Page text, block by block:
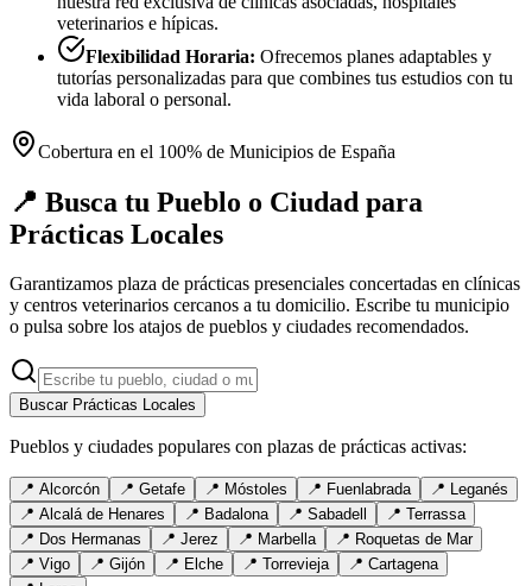
veterinarios e hípicas.
Flexibilidad Horaria: Ofrecemos planes adaptables y
tutorías personalizadas para que combines tus estudios con tu
vida laboral o personal.
Cobertura en el 100% de Municipios de España
📍 Busca tu Pueblo o Ciudad para
Prácticas Locales
Garantizamos plaza de prácticas presenciales concertadas en clínicas
y centros veterinarios cercanos a tu domicilio. Escribe tu municipio
o pulsa sobre los atajos de pueblos y ciudades recomendados.
Buscar Prácticas Locales
Pueblos y ciudades populares con plazas de prácticas activas:
📍 Alcorcón 📍 Getafe 📍 Móstoles 📍 Fuenlabrada 📍 Leganés
📍 Alcalá de Henares 📍 Badalona 📍 Sabadell 📍 Terrassa
📍 Dos Hermanas 📍 Jerez 📍 Marbella 📍 Roquetas de Mar
📍 Vigo 📍 Gijón 📍 Elche 📍 Torrevieja 📍 Cartagena